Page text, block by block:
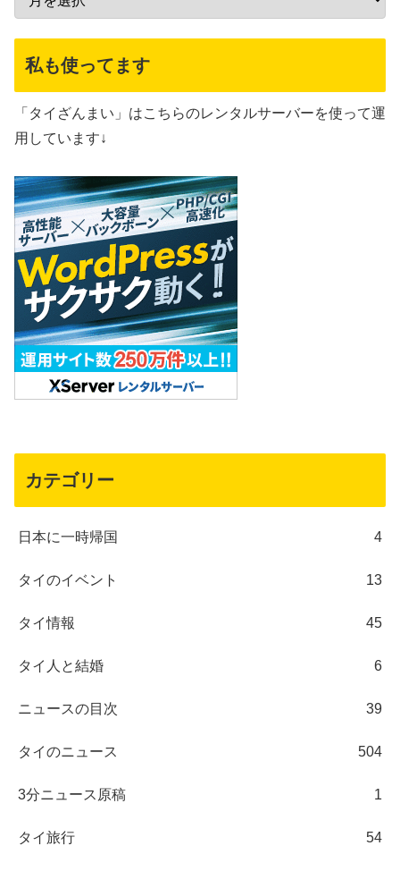
私も使ってます
「タイざんまい」はこちらのレンタルサーバーを使って運
用しています↓
カテゴリー
日本に一時帰国 4
タイのイベント 13
タイ情報 45
タイ人と結婚 6
ニュースの目次 39
タイのニュース 504
3分ニュース原稿 1
タイ旅行 54